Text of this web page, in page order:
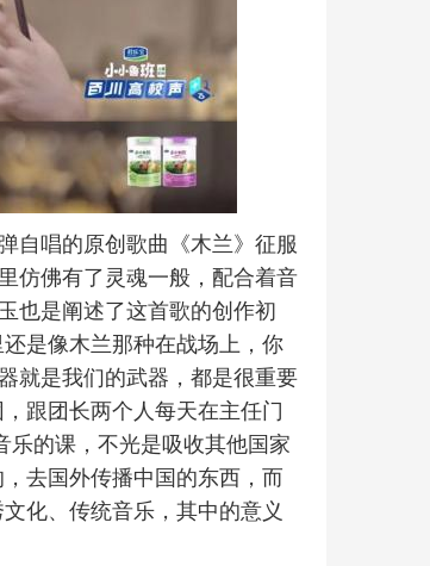
自唱的原创歌曲《木兰》征服
仿佛有了灵魂一般，配合着音
也是阐述了这首歌的创作初
是像木兰那种在战场上，你
就是我们的武器，都是很重要
跟团长两个人每天在主任门
乐的课，不光是吸收其他国家
去国外传播中国的东西，而
化、传统音乐，其中的意义